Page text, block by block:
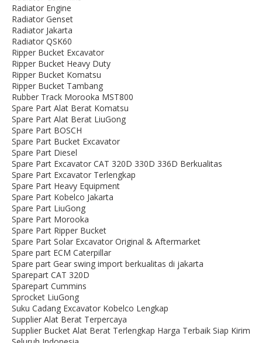
Radiator Engine
Radiator Genset
Radiator Jakarta
Radiator QSK60
Ripper Bucket Excavator
Ripper Bucket Heavy Duty
Ripper Bucket Komatsu
Ripper Bucket Tambang
Rubber Track Morooka MST800
Spare Part Alat Berat Komatsu
Spare Part Alat Berat LiuGong
Spare Part BOSCH
Spare Part Bucket Excavator
Spare Part Diesel
Spare Part Excavator CAT 320D 330D 336D Berkualitas
Spare Part Excavator Terlengkap
Spare Part Heavy Equipment
Spare Part Kobelco Jakarta
Spare Part LiuGong
Spare Part Morooka
Spare Part Ripper Bucket
Spare Part Solar Excavator Original & Aftermarket
Spare part ECM Caterpillar
Spare part Gear swing import berkualitas di jakarta
Sparepart CAT 320D
Sparepart Cummins
Sprocket LiuGong
Suku Cadang Excavator Kobelco Lengkap
Supplier Alat Berat Terpercaya
Supplier Bucket Alat Berat Terlengkap Harga Terbaik Siap Kirim